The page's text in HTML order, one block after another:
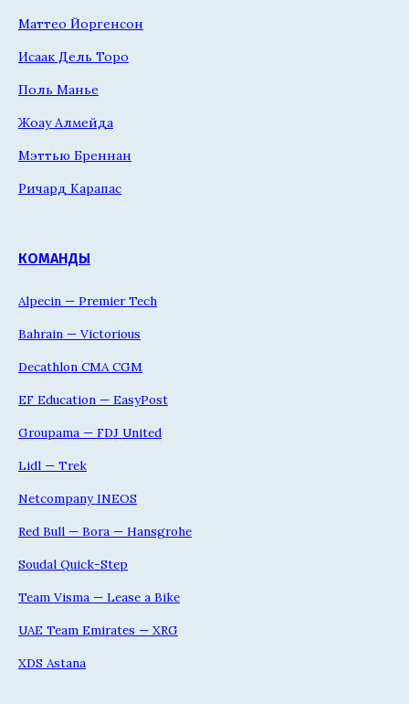
Маттео Йоргенсон
Исаак Дель Торо
Поль Манье
Жоау Алмейда
Мэттью Бреннан
Ричард Карапас
КОМАНДЫ
Alpecin — Premier Tech
Bahrain — Victorious
Decathlon CMA CGM
EF Education — EasyPost
Groupama — FDJ United
Lidl — Trek
Netcompany INEOS
Red Bull — Bora — Hansgrohe
Soudal Quick-Step
Team Visma — Lease a Bike
UAE Team Emirates — XRG
XDS Astana